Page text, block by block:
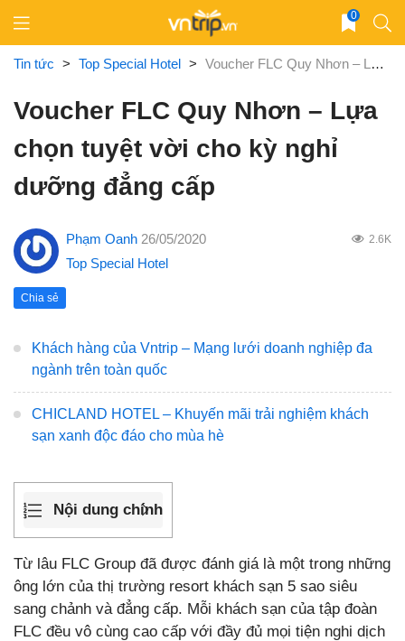
content
0
Tin tức > Top Special Hotel > Voucher FLC Quy Nhơn – Lựa chọn tuyệt vời cho kỳ nghỉ dưỡng đẳng cấp
Voucher FLC Quy Nhơn – Lựa
chọn tuyệt vời cho kỳ nghỉ
dưỡng đẳng cấp
Phạm Oanh 26/05/2020 2.6K
Top Special Hotel
Chia sẻ
Khách hàng của Vntrip – Mạng lưới doanh nghiệp đa
ngành trên toàn quốc
CHICLAND HOTEL – Khuyến mãi trải nghiệm khách
sạn xanh độc đáo cho mùa hè
Nội dung chính
Từ lâu FLC Group đã được đánh giá là một trong những
ông lớn của thị trường resort khách sạn 5 sao siêu
sang chảnh và đẳng cấp. Mỗi khách sạn của tập đoàn
FLC đều vô cùng cao cấp với đầy đủ mọi tiện nghi dịch